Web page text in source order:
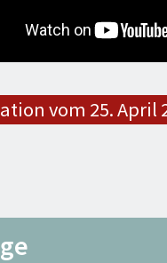
vom 25. April